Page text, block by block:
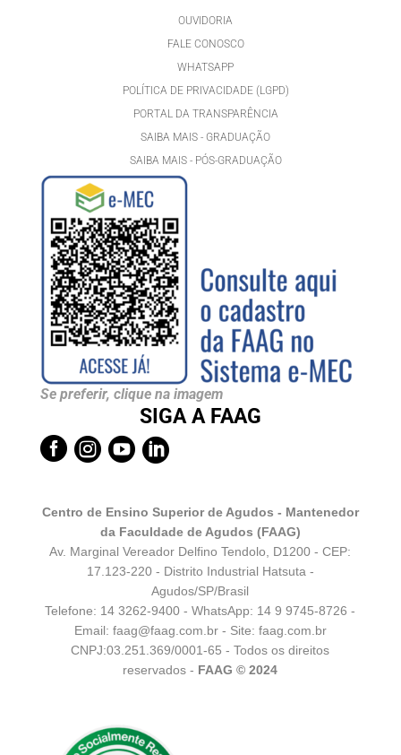
OUVIDORIA
FALE CONOSCO
WHATSAPP
POLÍTICA DE PRIVACIDADE (LGPD)
PORTAL DA TRANSPARÊNCIA
SAIBA MAIS - GRADUAÇÃO
SAIBA MAIS - PÓS-GRADUAÇÃO
Se preferir, clique na imagem
SIGA A FAAG
   
Centro de Ensino Superior de Agudos - Mantenedor
da Faculdade de Agudos (FAAG)
Av. Marginal Vereador Delfino Tendolo, D1200 - CEP:
17.123-220 - Distrito Industrial Hatsuta -
Agudos/SP/Brasil
Telefone: 14 3262-9400 - WhatsApp: 14 9 9745-8726-
Email: faag@faag.com.br- Site: faag.com.br
CNPJ:03.251.369/0001-65 - Todos os direitos
reservados - FAAG © 2024